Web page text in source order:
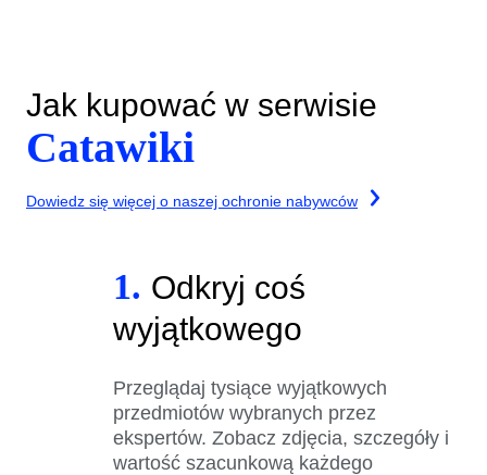
Jak kupować w serwisie
Catawiki
Dowiedz się więcej o naszej ochronie nabywców
1. Odkryj coś
wyjątkowego
Przeglądaj tysiące wyjątkowych
przedmiotów wybranych przez
ekspertów. Zobacz zdjęcia, szczegóły i
wartość szacunkową każdego